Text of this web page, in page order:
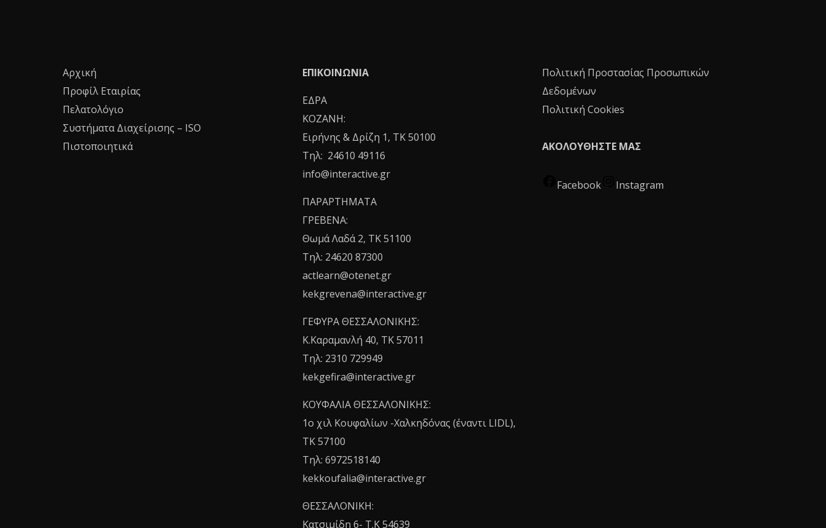
Αρχική
Προφίλ Εταιρίας
Πελατολόγιο
Συστήματα Διαχείρισης – ISO
Πιστοποιητικά
ΕΠΙΚΟΙΝΩΝΙΑ
ΕΔΡΑ
ΚΟΖΑΝΗ:
Ειρήνης & Δρίζη 1, ΤΚ 50100
Τηλ: 24610 49116
info@interactive.gr
ΠΑΡΑΡΤΗΜΑΤΑ
ΓΡΕΒΕΝΑ:
Θωμά Λαδά 2, ΤΚ 51100
Τηλ: 24620 87300
actlearn@otenet.gr
kekgrevena@interactive.gr
ΓΕΦΥΡΑ ΘΕΣΣΑΛΟΝΙΚΗΣ:
Κ.Καραμανλή 40, ΤΚ 57011
Τηλ: 2310 729949
kekgefira@interactive.gr
ΚΟΥΦΑΛΙΑ ΘΕΣΣΑΛΟΝΙΚΗΣ:
1o χιλ Κουφαλίων -Χαλκηδόνας (έναντι LIDL),
TK 57100
Τηλ: 6972518140
kekkoufalia@interactive.gr
ΘΕΣΣΑΛΟΝΙΚΗ:
Κατσιμίδη 6- T.K 54639
Πολιτική Προστασίας Προσωπικών
Δεδομένων
Πολιτική Cookies
ΑΚΟΛΟΥΘΗΣΤΕ ΜΑΣ
Facebook Instagram